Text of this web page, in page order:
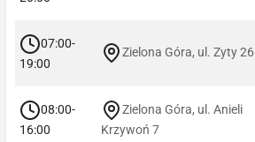
07:00-
19:00
Zielona Góra, ul. Zyty 26
08:00-
16:00
Zielona Góra, ul. Anieli
Krzywoń 7